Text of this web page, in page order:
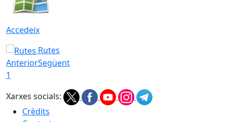
Accedeix
Rutes
AnteriorSegüent
1
Xarxes socials:
Crèdits